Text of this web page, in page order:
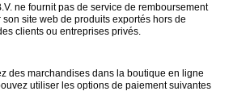
ne fournit pas de service de remboursement
son site web de produits exportés hors de
clients ou entreprises privés.
des marchandises dans la boutique en ligne
utiliser les options de paiement suivantes